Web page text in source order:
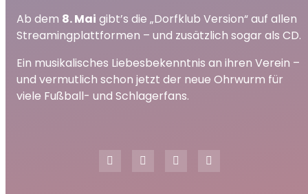
Ab dem 8. Mai gibt’s die „Dorfklub Version“ auf allen
Streamingplattformen – und zusätzlich sogar als CD.
Ein musikalisches Liebesbekenntnis an ihren Verein –
und vermutlich schon jetzt der neue Ohrwurm für
viele Fußball- und Schlagerfans.